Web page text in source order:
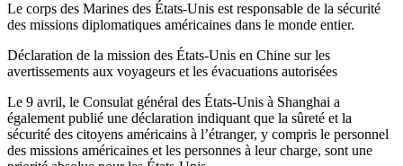
Le corps des Marines des États-Unis est responsable de la sécurité
des missions diplomatiques américaines dans le monde entier.
Déclaration de la mission des États-Unis en Chine sur les
avertissements aux voyageurs et les évacuations autorisées
Le 9 avril, le Consulat général des États-Unis à Shanghai a
également publié une déclaration indiquant que la sûreté et la
sécurité des citoyens américains à l’étranger, y compris le personnel
des missions américaines et les personnes à leur charge, sont une